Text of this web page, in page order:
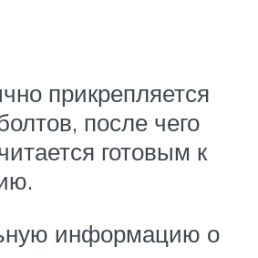
прикрепляется
после чего
готовым к
информацию о